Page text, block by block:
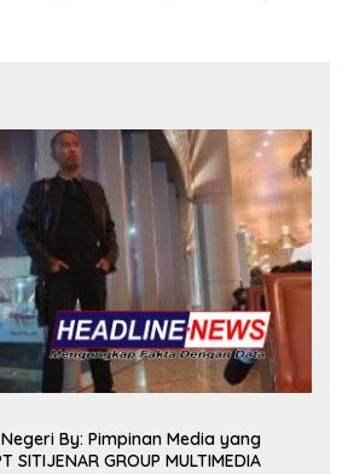
By: Pimpinan Media yang
GROUP MULTIMEDIA